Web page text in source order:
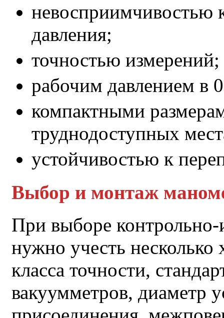
невосприимчивостью
давления;
точностью измерений;
рабочим давлением в
компактными
труднодоступных
устойчивостью к
Выбор и монтаж
При выборе контрольно-
нужно учесть несколько
класса точности,
вакуумметров, диаметр